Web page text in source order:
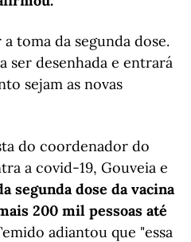
toma da segunda dose.
ser desenhada e entrará
sejam as novas
do coordenador do
a covid-19, Gouveia e
segunda dose da vacina
200 mil pessoas até
adiantou que "essa